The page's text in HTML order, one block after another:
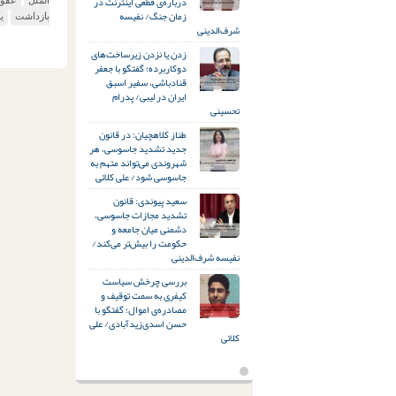
بازداشت
زمان جنگ/ نفیسه
شرف‌الدینی
زدن یا نزدن زیرساخت‌های
دوکاربرده؛ گفتگو با جعفر
قنادباشی، سفیر اسبق
ایران در لیبی/ پدرام
تحسینی
طناز کلاهچیان: در قانون
جدید تشدید جاسوسی، هر
شهروندی می‌تواند متهم به
جاسوسی شود/ علی کلائی
سعید پیوندی: قانون
تشدید مجازات جاسوسی،
دشمنی میان جامعه و
حکومت را بیش‌تر می‌کند/
نفیسه شرف‌الدینی
بررسی چرخش سیاست
کیفری به سمت توقیف و
مصادره‌ی اموال؛ گفتگو با
حسن اسدی‌زیدآبادی/ علی
کلائی